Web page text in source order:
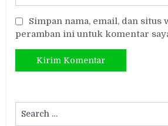
Simpan nama, email, dan situs
peramban ini untuk komentar
for: